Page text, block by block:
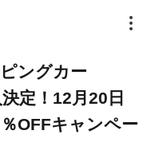
ングカー
定！12月20日
OFFキャンペー